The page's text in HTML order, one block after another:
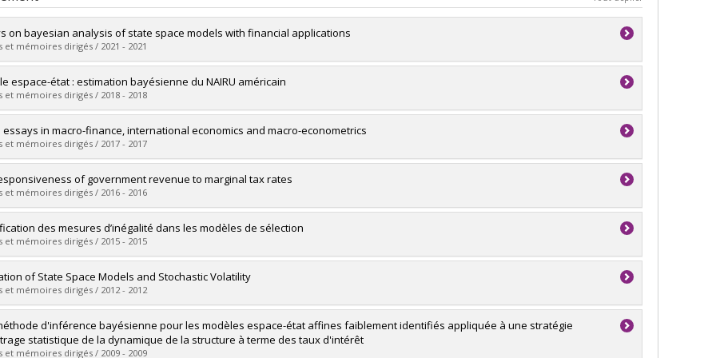
on bayesian analysis of state space models with financial applications
et mémoires dirigés / 2021 - 2021
:Gingras, Samuel
Doctorat
obtenu :Ph. D.
le document dans Papyrus
espace-état : estimation bayésienne du NAIRU américain
et mémoires dirigés / 2018 - 2018
:Djolaud, Guy Arnold
Maîtrise
obtenu :M.A.
le document dans Papyrus
essays in macro-finance, international economics and macro-econometrics
et mémoires dirigés / 2017 - 2017
:Kemoe, Laurent
Doctorat
obtenu :Ph. D.
le document dans Papyrus
of government revenue to marginal tax rates
et mémoires dirigés / 2016 - 2016
: Barrett, Ian
Maîtrise
obtenu :M. Sc.
le document dans Papyrus
des mesures d’inégalité dans les modèles de sélection
et mémoires dirigés / 2015 - 2015
:Kédagni, Désiré
Maîtrise
obtenu :M. Sc.
le document dans Papyrus
of State Space Models and Stochastic Volatility
et mémoires dirigés / 2012 - 2012
:Miller Lira, Shirley
Doctorat
obtenu :Ph. D.
d'inférence bayésienne pour les modèles espace-état affines faiblement identifiés appliquée à une stratégie
statistique de la dynamique de la structure à terme des taux d'intérêt
et mémoires dirigés / 2009 - 2009